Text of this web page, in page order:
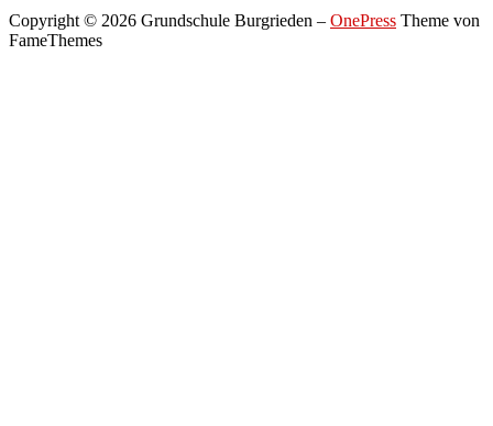
Copyright © 2026 Grundschule Burgrieden – OnePress Theme von
FameThemes